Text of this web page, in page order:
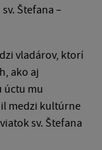
Štefana –
vladárov, ktorí
ako aj
úctu mu
medzi kultúrne
sv. Štefana